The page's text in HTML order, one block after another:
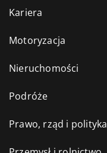
Kariera
Motoryzacja
Nieruchomości
Podróże
Prawo, rząd i polityka